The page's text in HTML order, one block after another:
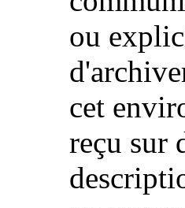
ou
cet
reçu sur